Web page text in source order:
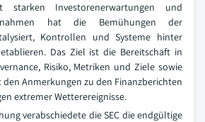
starken Investorenerwartungen und
hat die Bemühungen der
Kontrollen und Systeme hinter
Das Ziel ist die Bereitschaft in
Risiko, Metriken und Ziele sowie
Anmerkungen zu den Finanzberichten
extremer Wetterereignisse.
verabschiedete die SEC die endgültige